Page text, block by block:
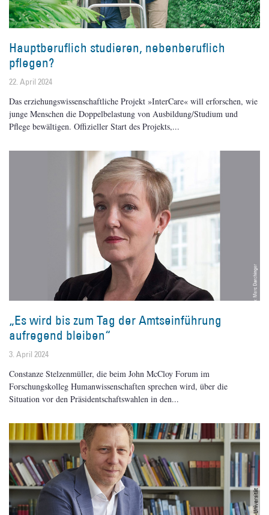
Hauptberuflich studieren, nebenberuflich
pflegen?
22. April 2024
Das erziehungswissenschaftliche Projekt »InterCare« will erforschen, wie
junge Menschen die Doppelbelastung von Ausbildung/Studium und
Pflege bewältigen. Offizieller Start des Projekts,
„Es wird bis zum Tag der Amtseinführung
aufregend bleiben“
3. April 2024
Constanze Stelzenmüller, die beim John McCloy Forum im
Forschungskolleg Humanwissenschaften sprechen wird, über die
Situation vor den Präsidentschaftswahlen in den